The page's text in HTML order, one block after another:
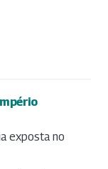
exposta no